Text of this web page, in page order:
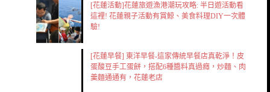
[花蓮活動]花蓮旅遊漁港潮玩攻略: 半日遊活動看
這裡! 花蓮親子活動有賞鯨、美食料理DIY一次體
驗!
[花蓮早餐] 東洋早餐-這家傳統早餐店真乾淨！皮
蛋酸豆手工蛋餅，搭配6種醬料真過癮，炒麵、肉
羹麵通通有，花蓮老店